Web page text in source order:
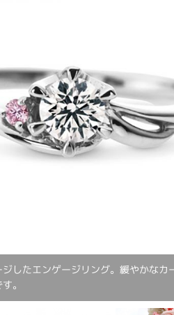
したエンゲージリング。緩やかなカ
。